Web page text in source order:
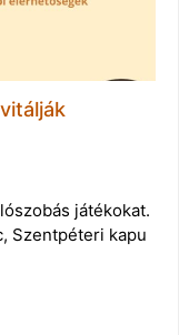
játékokat.
Szentpéteri kapu